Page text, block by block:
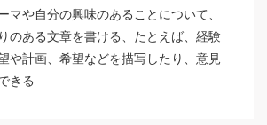
マや自分の興味のあることについて、
のある文章を書ける、たとえば、経験
や計画、希望などを描写したり、意見
きる